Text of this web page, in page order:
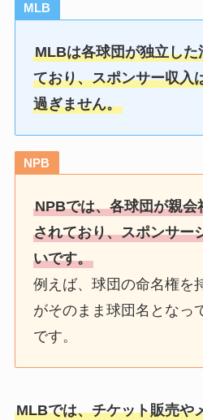
MLB
MLBは各球団が独立し
ており、スポンサー収入
過ぎません。
NPB
NPBでは、各球団が親会
されており、スポンサー
いです。
例えば、球団の命名権を
がそのまま球団名となっ
です。
MLBでは、チケット販売や